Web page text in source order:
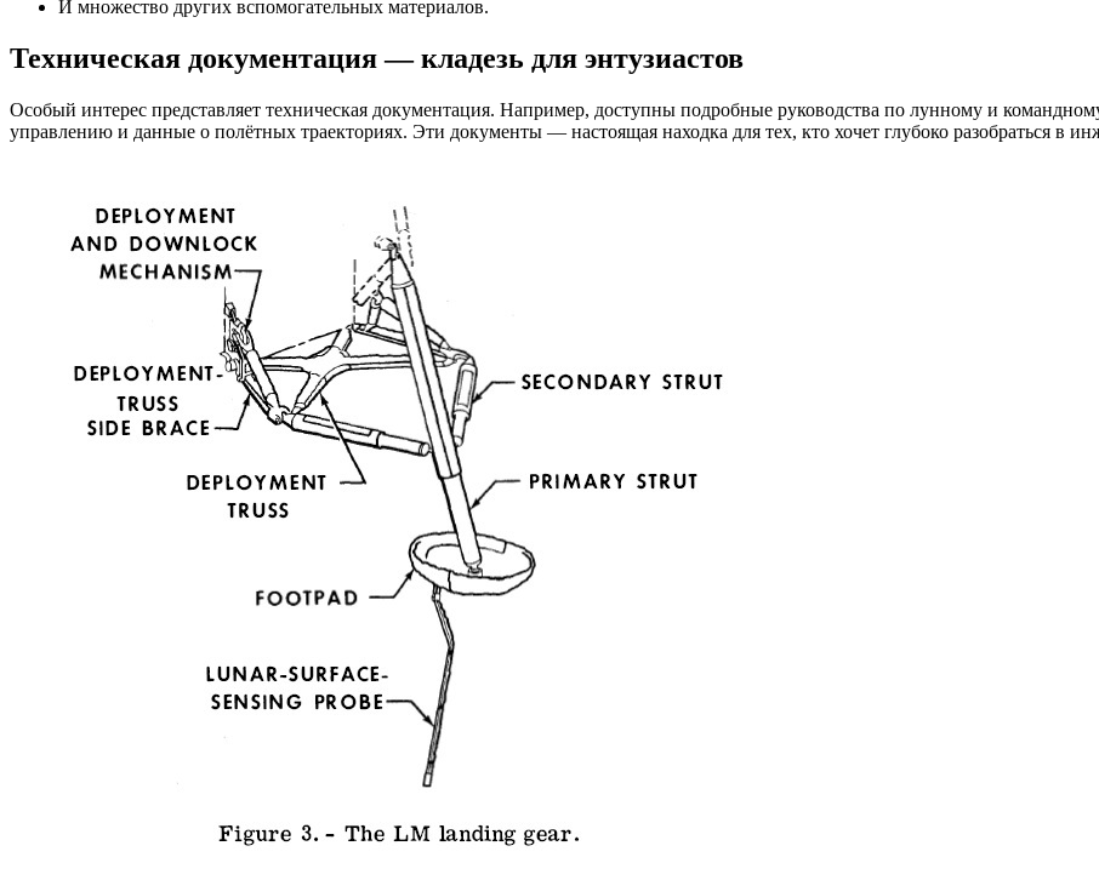
И множество других вспомогательных материалов.
Техническая документация — кладезь для энтузиастов
Особый интерес представляет техническая документация. Например, доступны подробные руководства по лунному и
управлению и данные о полётных траекториях. Эти документы — настоящая находка для тех, кто хочет глубоко разобраться в